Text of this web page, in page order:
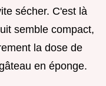
sécher. C'est là
semble compact,
la dose de
en éponge.